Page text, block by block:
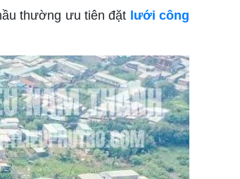
thường ưu tiên đặt
lưới công